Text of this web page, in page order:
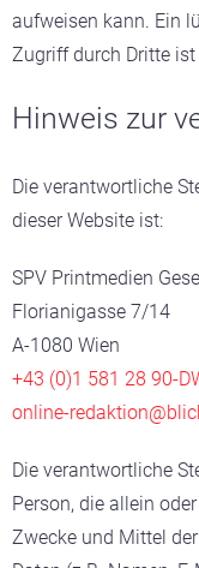
aufweisen kann. Ein
Zugriff durch Dritte
Hinweis zur
Die verantwortliche
dieser Website ist:
SPV Printmedien
Florianigasse 7/14
A-1080 Wien
+43 (0)1 581 28 90-
online-
Die verantwortliche
Person, die allein
Zwecke und Mittel